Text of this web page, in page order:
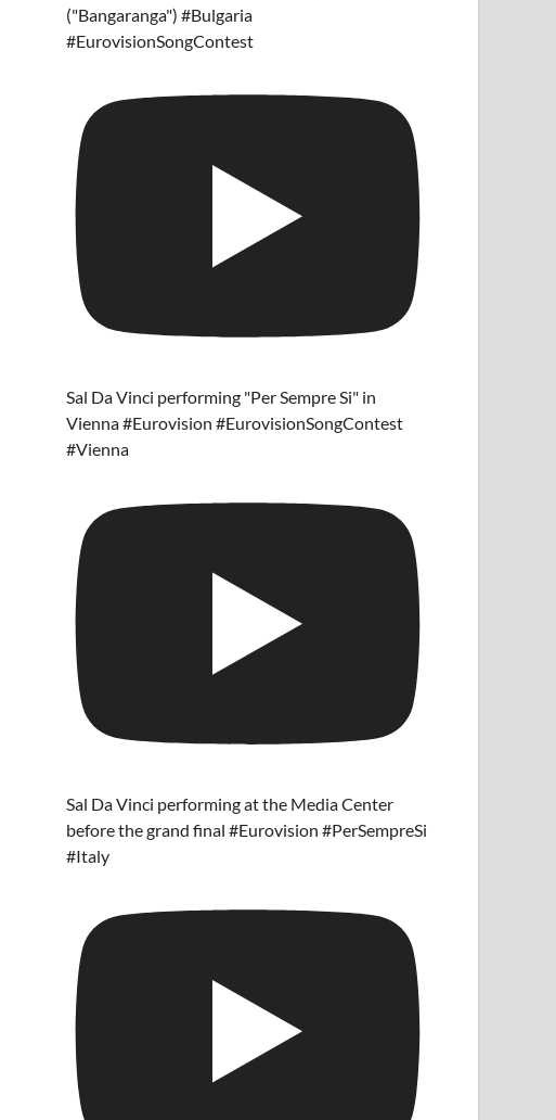
("Bangaranga") #Bulgaria
#EurovisionSongContest
Sal Da Vinci performing "Per Sempre Si" in
Vienna #Eurovision #EurovisionSongContest
#Vienna
Sal Da Vinci performing at the Media Center
before the grand final #Eurovision #PerSempreSi
#Italy